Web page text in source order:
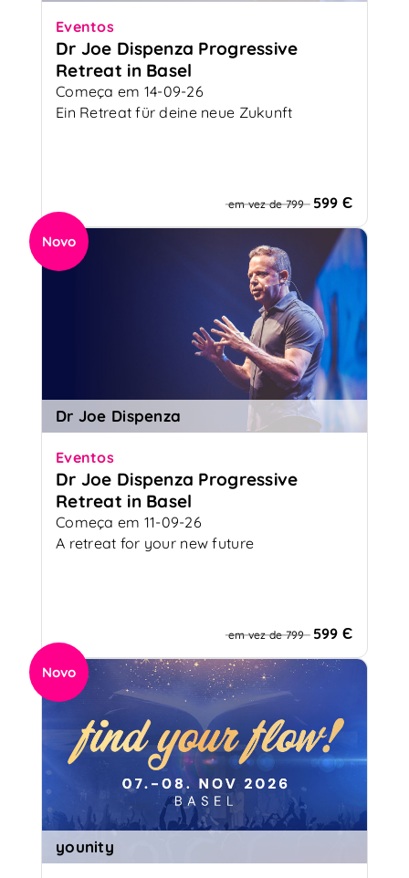
Eventos
Dr Joe Dispenza Progressive
Retreat in Basel
Começa em 14-09-26
Ein Retreat für deine neue Zukunft
em vez de 799 599 Є
Novo
Dr Joe Dispenza
Eventos
Dr Joe Dispenza Progressive
Retreat in Basel
Começa em 11-09-26
A retreat for your new future
em vez de 799 599 Є
Novo
younity